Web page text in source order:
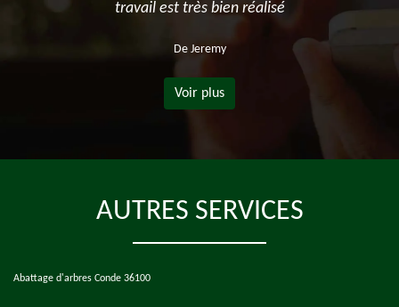
travail est très bien réalisé
De Jeremy
Voir plus
AUTRES SERVICES
Abattage d'arbres Conde 36100